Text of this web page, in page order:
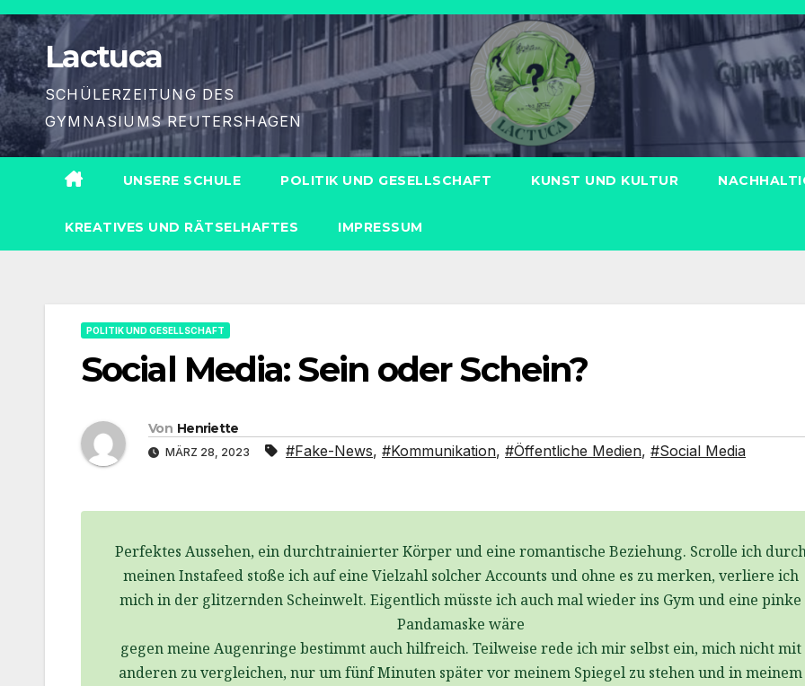
Zum
Inhalt
springenLactuca
SCHÜLERZEITUNG DES
GYMNASIUMS REUTERSHAGEN
UNSERE SCHULE POLITIK UND GESELLSCHAFT KUNST UND KULTUR
KREATIVES UND RÄTSELHAFTES IMPRESSUM
POLITIK UND GESELLSCHAFT
Social Media: Sein oder Schein?
Von Henriette
MÄRZ 28, 2023 #Fake-News, #Kommunikation, #Öffentliche Medien, #Social Media
Perfektes Aussehen, ein durchtrainierter Körper und eine romantische Beziehung. Scrolle ich
meinen Instafeed stoße ich auf eine Vielzahl solcher Accounts und ohne es zu merken, verliere ich
mich in der glitzernden Scheinwelt. Eigentlich müsste ich auch mal wieder ins Gym und eine pinke
Pandamaske wäre
gegen meine Augenringe bestimmt auch hilfreich. Teilweise rede ich mir selbst ein, mich nicht mit
anderen zu vergleichen, nur um fünf Minuten später vor meinem Spiegel zu stehen und in meinem